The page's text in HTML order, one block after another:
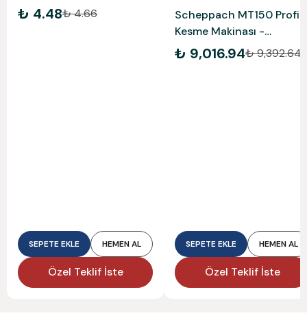
₺ 4.48₺ 4.66
SEPETE EKLE HEMEN AL
Özel Teklif İste
Scheppach MT150 Profil
Kesme Makinası -
5903703901
₺ 9,016.94₺ 9,392.64
SEPETE EKLE HEMEN AL
Özel Teklif İste